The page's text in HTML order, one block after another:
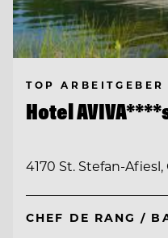
TOP ARBEITGEBER
Hotel
4170 St. Stefan-
CHEF